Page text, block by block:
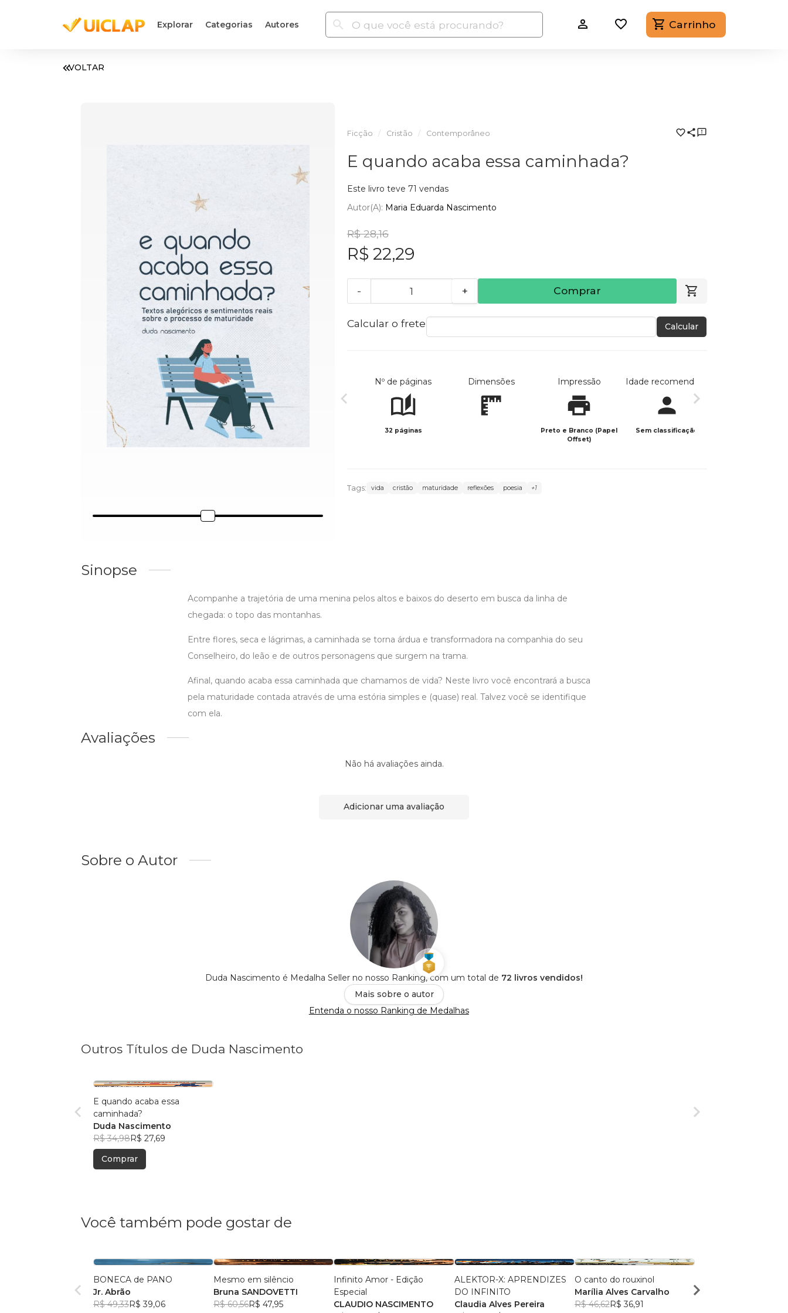
Explorar Categorias Autores Carrinho
VOLTAR
Ficção Cristão Contemporâneo
E quando acaba essa caminhada?
Este livro teve 71 vendas
Autor(a): Maria Eduarda Nascimento
R$ 28,16
R$ 22,29
- + Comprar
Calcular o frete Calcular
Nº de páginas
32 páginas
Dimensões Impressão
Preto e Branco (Papel
Offset)
Idade recomendada
Sem classificação
Tags: vida cristão maturidade reflexões poesia +1
Sinopse
Acompanhe a trajetória de uma menina pelos altos e baixos do deserto em busca da linha de
chegada: o topo das montanhas.
Entre flores, seca e lágrimas, a caminhada se torna árdua e transformadora na companhia do seu
Conselheiro, do leão e de outros personagens que surgem na trama.
Afinal, quando acaba essa caminhada que chamamos de vida? Neste livro você encontrará a busca
pela maturidade contada através de uma estória simples e (quase) real. Talvez você se identifique
com ela.
Avaliações
Não há avaliações ainda.
Adicionar uma avaliação
Sobre o Autor
Duda Nascimento é Medalha Seller no nosso Ranking, com um total de 72 livros vendidos!
Mais sobre o autor
Entenda o nosso Ranking de Medalhas
Outros Títulos de Duda Nascimento
E quando acaba essa
caminhada?
Duda Nascimento
R$ 34,98R$ 27,69
Comprar
Você também pode gostar de
BONECA de PANO
Jr. Abrão
R$ 49,33R$ 39,06
Mesmo em silêncio
Bruna SANDOVETTI
R$ 60,56R$ 47,95
Infinito Amor - Edição
Especial
CLAUDIO NASCIMENTO
ALEKTOR-X: APRENDIZES
DO INFINITO
Claudia Alves Pereira
O canto do rouxinol
Marília Alves Carvalho
R$ 46,62R$ 36,91
Cleonildo Brito